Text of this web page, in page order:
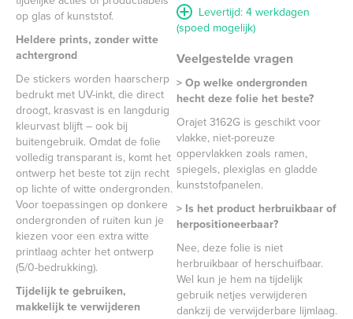
op glas of kunststof.
Heldere prints, zonder witte
achtergrond
De stickers worden haarscherp
bedrukt met UV-inkt, die direct
droogt, krasvast is en langdurig
kleurvast blijft – ook bij
buitengebruik. Omdat de folie
volledig transparant is, komt het
ontwerp het beste tot zijn recht
op lichte of witte ondergronden.
Voor toepassingen op donkere
ondergronden of ruiten kun je
kiezen voor een extra witte
printlaag achter het ontwerp
(5/0-bedrukking).
Tijdelijk te gebruiken,
makkelijk te verwijderen
Levertijd: 4 werkdagen
(spoed mogelijk)
Veelgestelde vragen
> Op welke ondergronden
hecht deze folie het beste?
Orajet 3162G is geschikt voor
vlakke, niet-poreuze
oppervlakken zoals ramen,
spiegels, plexiglas en gladde
kunststofpanelen.
> Is het product herbruikbaar of
herpositioneerbaar?
Nee, deze folie is niet
herbruikbaar of herschuifbaar.
Wel kun je hem na tijdelijk
gebruik netjes verwijderen
dankzij de verwijderbare lijmlaag.